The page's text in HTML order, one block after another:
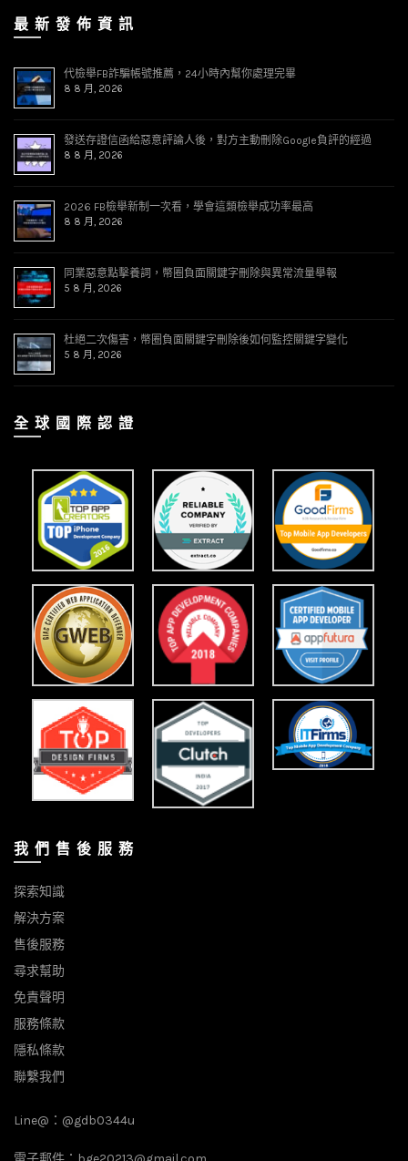
最 新 發 佈 資 訊
代檢舉FB詐騙帳號推薦，24小時內幫你處理完畢
8 8 月, 2026
發送存證信函給惡意評論人後，對方主動刪除Google負評的經過
8 8 月, 2026
2026 FB檢舉新制一次看，學會這類檢舉成功率最高
8 8 月, 2026
同業惡意點擊養詞，幣圈負面關鍵字刪除與異常流量舉報
5 8 月, 2026
杜絕二次傷害，幣圈負面關鍵字刪除後如何監控關鍵字變化
5 8 月, 2026
全 球 國 際 認 證
我 們 售 後 服 務
探索知識
解決方案
售後服務
尋求幫助
免責聲明
服務條款
隱私條款
聯繫我們
Line@： @gdb0344u